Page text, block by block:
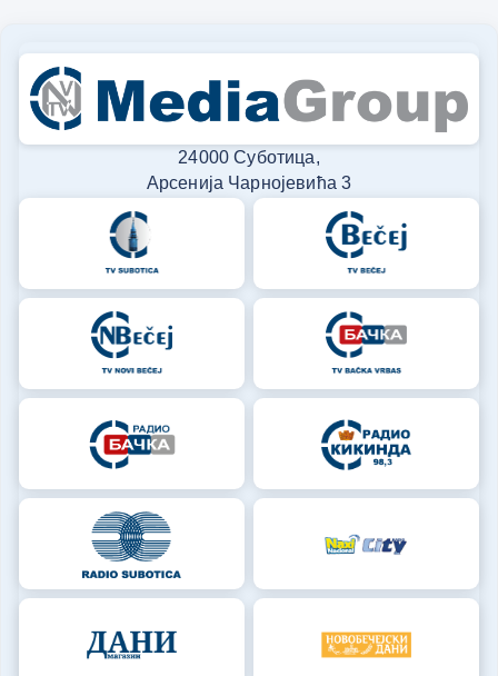
24000 Суботица,
Арсенија Чарнојевића 3